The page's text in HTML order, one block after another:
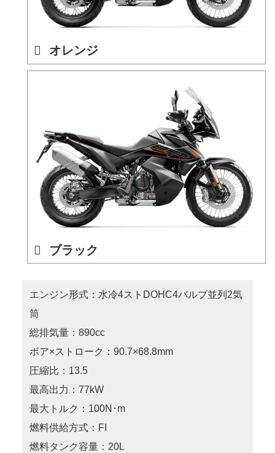
オレンジ
ブラック
エンジン形式：水冷4ストDOHC4バルブ並列2気
筒
総排気量：890cc
ボア×ストローク：90.7×68.8mm
圧縮比：13.5
最高出力：77kW
最大トルク：100N･m
燃料供給方式：FI
燃料タンク容量：20L